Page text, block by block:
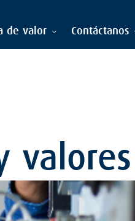
de valor Contáctanos